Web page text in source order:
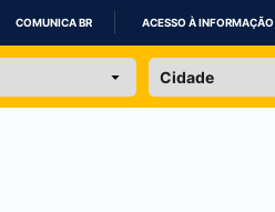
IR
COMUNICA BR ACESSO À INFORMAÇÃO